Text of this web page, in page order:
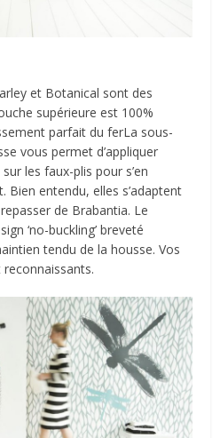
et Botanical sont des
supérieure est 100%
parfait du ferLa sous-
vous permet d’appliquer
les faux-plis pour s’en
Bien entendu, elles s’adaptent
de Brabantia. Le
‘no-buckling’ breveté
tendu de la housse. Vos